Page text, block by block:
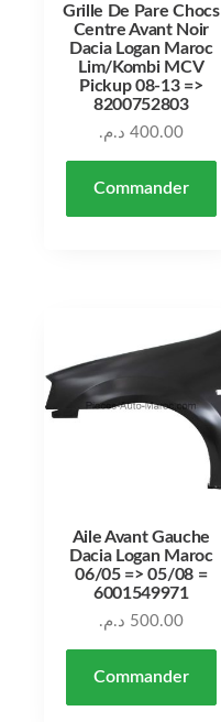
Grille De Pare Chocs
Centre Avant Noir
Dacia Logan Maroc
Lim/Kombi MCV
Pickup 08-13 =>
8200752803
400.00 د.م.
Commander
Aile Avant Gauche
Dacia Logan Maroc
06/05 => 05/08 =
6001549971
500.00 د.م.
Commander